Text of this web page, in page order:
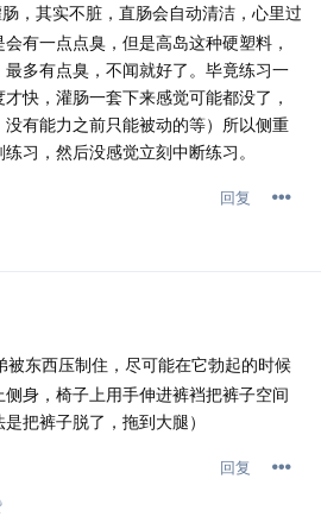
，其实不脏，直肠会自动清洁，心里过
有一点点臭，但是高岛这种硬塑料，
多有点臭，不闻就好了。毕竟练习一
快，灌肠一套下来感觉可能都没了，
有能力之前只能被动的等）所以侧重
习，然后没感觉立刻中断练习。
回复
被东西压制住，尽可能在它勃起的时候
身，椅子上用手伸进裤裆把裤子空间
把裤子脱了，拖到大腿）
回复